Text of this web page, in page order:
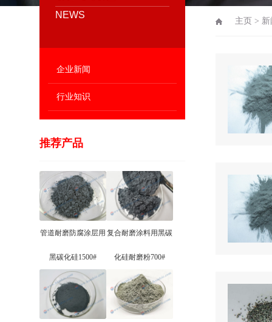
NEWS
企业新闻
行业知识
推荐产品
管道耐磨防腐涂层用
黑碳化硅1500#
复合耐磨涂料用黑碳
化硅耐磨粉700#
主页 >